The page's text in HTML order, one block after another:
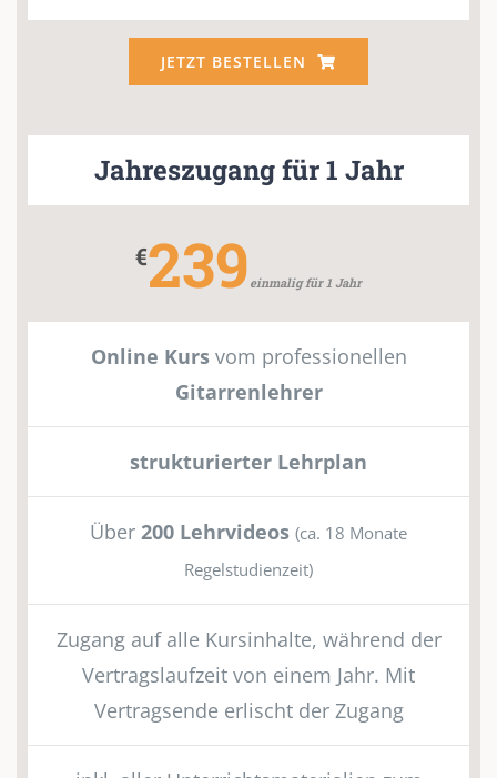
JETZT BESTELLEN
Jahreszugang für 1 Jahr
€239 einmalig für 1 Jahr
Online Kursvom professionellen
Gitarrenlehrer
strukturierter Lehrplan
Über 200 Lehrvideos (ca. 18 Monate
Regelstudienzeit)
Zugang auf alle Kursinhalte, während der
Vertragslaufzeit von einem Jahr. Mit
Vertragsende erlischt der Zugang